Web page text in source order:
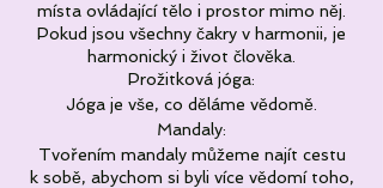
místa ovládající tělo i prostor mimo něj.
Pokud jsou všechny čakry v harmonii, je
harmonický i život člověka.
Prožitková jóga:
Jóga je vše, co děláme vědomě.
Mandaly:
Tvořením mandaly můžeme najít cestu
k sobě, abychom si byli více vědomí toho,